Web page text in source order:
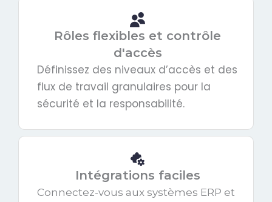
Rôles flexibles et contrôle
d'accès
Définissez des niveaux d’accès et des
flux de travail granulaires pour la
sécurité et la responsabilité.
Intégrations faciles
Connectez-vous aux systèmes ERP et